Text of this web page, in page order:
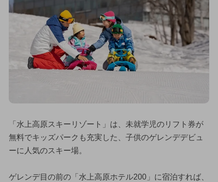
「水上高原スキーリゾート」は、未就学児のリフト券が
無料でキッズパークも充実した、子供のゲレンデデビュ
ーに人気のスキー場。
ゲレンデ目の前の「水上高原ホテル200」に宿泊すれば、